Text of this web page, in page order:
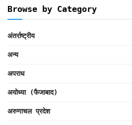
Browse by Category
अंतर्राष्ट्रीय
अन्य
अपराध
अयोध्या (फैजाबाद)
अरुणाचल प्रदेश